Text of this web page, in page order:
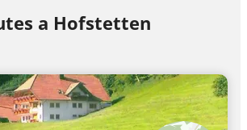
a Hofstetten